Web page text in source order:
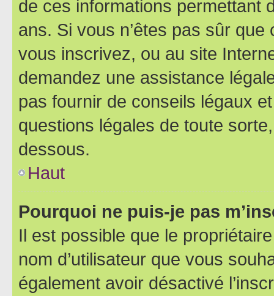
de ces informations permettant
ans. Si vous n’êtes pas sûr
vous inscrivez, ou au site
demandez une assistance
pas fournir de conseils légaux
questions légales de toute
dessous.
Haut
Pourquoi ne puis-je pas
Il est possible que le
nom d’utilisateur que vous
également avoir désactivé